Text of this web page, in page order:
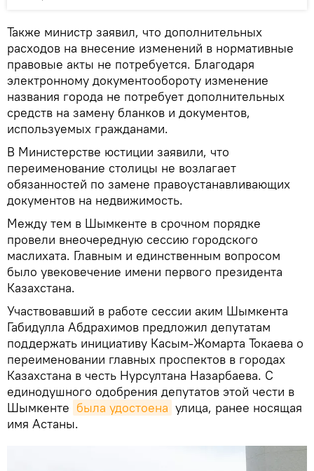
Также министр заявил, что дополнительных
расходов на внесение изменений в нормативные
правовые акты не потребуется. Благодаря
электронному документообороту изменение
названия города не потребует дополнительных
средств на замену бланков и документов,
используемых гражданами.
В Министерстве юстиции заявили, что
переименование столицы не возлагает
обязанностей по замене правоустанавливающих
документов на недвижимость.
Между тем в Шымкенте в срочном порядке
провели внеочередную сессию городского
маслихата. Главным и единственным вопросом
было увековечение имени первого президента
Казахстана.
Участвовавший в работе сессии аким Шымкента
Габидулла Абдрахимов предложил депутатам
поддержать инициативу Касым-Жомарта Токаева о
переименовании главных проспектов в городах
Казахстана в честь Нурсултана Назарбаева. С
единодушного одобрения депутатов этой чести в
Шымкенте была удостоена улица, ранее носящая
имя Астаны.